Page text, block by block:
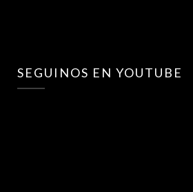
SEGUINOS EN YOUTUBE